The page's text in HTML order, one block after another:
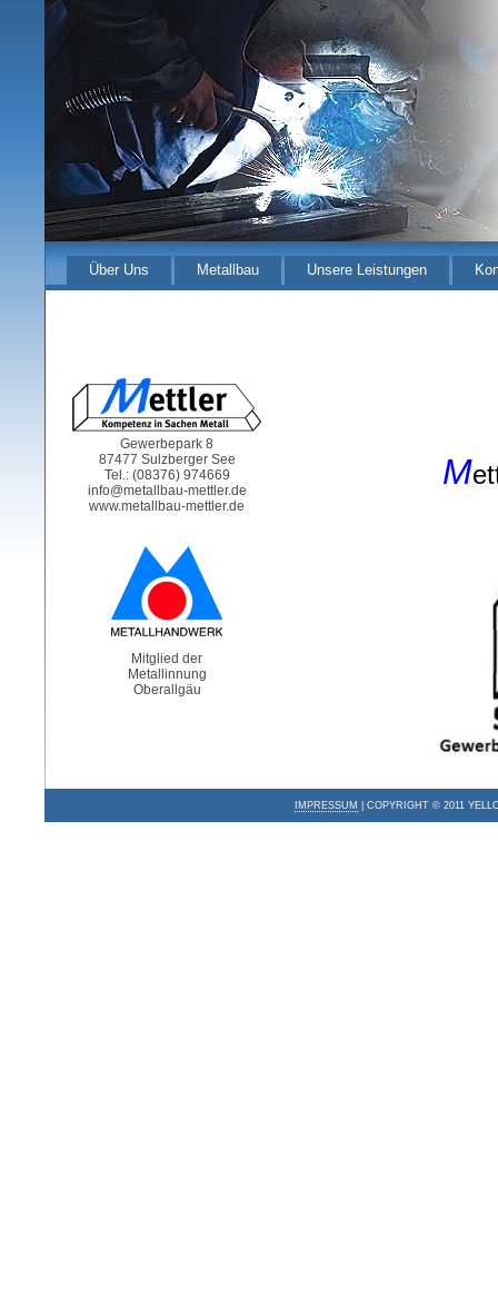
Über Uns Metallbau Unsere Leistungen
M
Gewerbepark 8
87477 Sulzberger See
Tel.: (08376) 974669
info@metallbau-mettler.de
www.metallbau-mettler.de
Mitglied der
Metallinnung
Oberallgäu
IMPRESSUM | COPYRIGHT © 2011